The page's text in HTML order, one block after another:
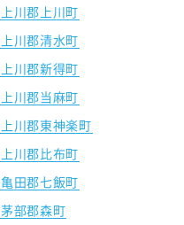
上川郡上川町
上川郡清水町
上川郡新得町
上川郡当麻町
上川郡東神楽町
上川郡比布町
亀田郡七飯町
茅部郡森町